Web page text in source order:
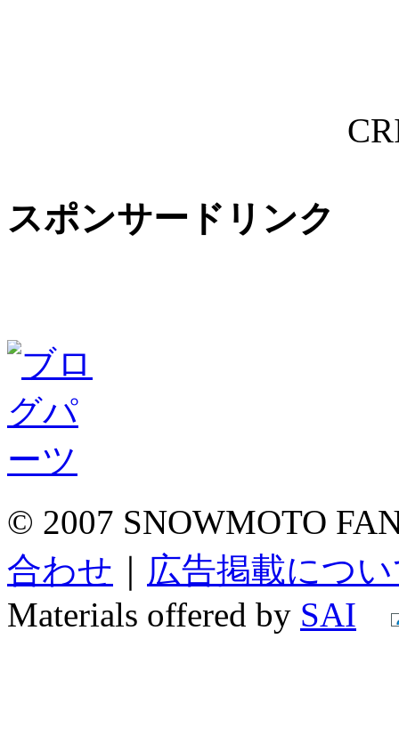
スポンサードリンク
© 2007 SNOWMOTO
合わせ
広告掲載につ
Materials offered by SAI